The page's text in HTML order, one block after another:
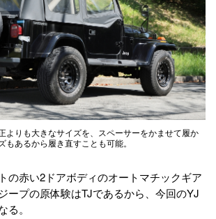
よりも大きなサイズを、スペーサーをかませて履か
あるから履き直すことも可能。
の赤い2ドアボディのオートマチックギア
ープの原体験はTJであるから、今回のYJ
。